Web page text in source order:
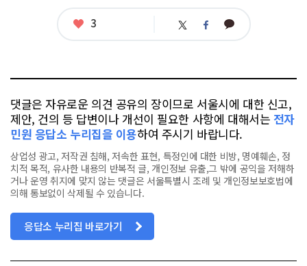
좋
3 트 페 카
댓글은 자유로운 의견 공유의 장이므로 서울시에 대한 신고,
제안, 건의 등 답변이나 개선이 필요한 사항에 대해서는 전자
민원 응답소 누리집을 이용하여 주시기 바랍니다.
상업성 광고, 저작권 침해, 저속한 표현, 특정인에 대한 비방, 명예훼손, 정
치적 목적, 유사한 내용의 반복적 글, 개인정보 유출,그 밖에 공익을 저해하
거나 운영 취지에 맞지 않는 댓글은 서울특별시 조례 및 개인정보보호법에
의해 통보없이 삭제될 수 있습니다.
응답소 누리집 바로가기